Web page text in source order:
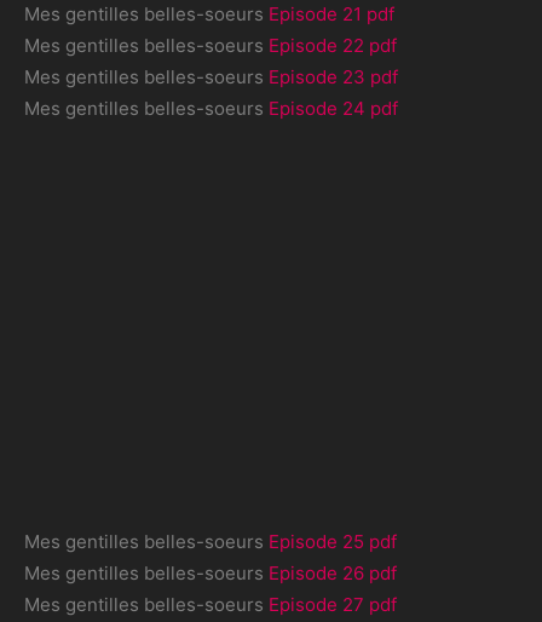
Mes gentilles belles-soeurs Episode 21 pdf
Mes gentilles belles-soeurs Episode 22 pdf
Mes gentilles belles-soeurs Episode 23 pdf
Mes gentilles belles-soeurs Episode 24 pdf
Mes gentilles belles-soeurs Episode 25 pdf
Mes gentilles belles-soeurs Episode 26 pdf
Mes gentilles belles-soeurs Episode 27 pdf